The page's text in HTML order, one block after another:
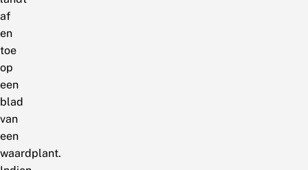
af
en
toe
op
een
blad
van
een
waardplant.